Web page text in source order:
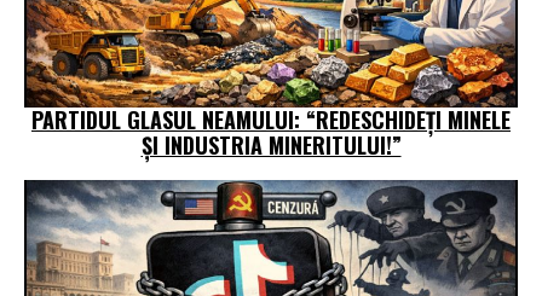
PARTIDUL GLASUL NEAMULUI: “REDESCHIDEȚI MINELE
ȘI INDUSTRIA MINERITULUI!”